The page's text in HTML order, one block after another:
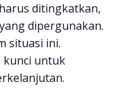
ditingkatkan,
dipergunakan.
situasi ini.
kunci untuk